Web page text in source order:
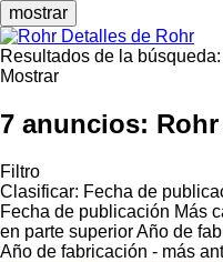
mostrar
Detalles de Rohr
Resultados de la búsqueda:
Mostrar
7 anuncios:
Filtro
Clasificar: Fecha de
Fecha de publicación Más
en parte superiorAño de
Año de fabricación - más